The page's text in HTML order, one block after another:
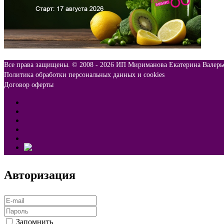
Все права защищены. © 2008 - 2026 ИП Мириманова Екатерина
Политика обработки персональных данных и cookies
Договор оферты
Авторизация
Запомнить